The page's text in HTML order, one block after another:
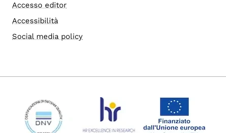
Accesso editor
Accessibilità
Social media policy